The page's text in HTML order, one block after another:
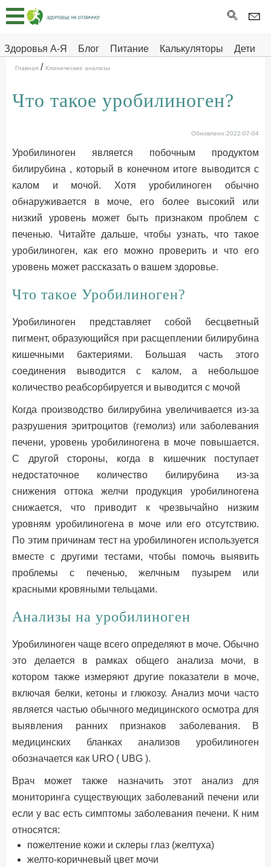
Здоровья А-Я Блог Питание Калькуляторы
Дети
Здоровье на отлично
Главная
Тесты
Про
ДЕТЯМ
Главная / Клинические анализы
Что такое уробилиноген?
Обновлено:2022-07-04
Уробилиноген является побочным продуктом
билирубина , который в конечном итоге выводится с
калом и мочой. Хотя уробилиноген обычно
обнаруживается в моче, его более высокий или
низкий уровень может быть признаком проблем с
печенью. Читайте дальше, чтобы узнать, что такое
уробилиноген, как его можно проверить и что его
уровень может рассказать о вашем здоровье.
Что такое Уробилиноген?
Уробилиноген представляет собой бесцветный
пигмент, образующийся при расщеплении билирубина
кишечными бактериями. Большая часть этого
соединения выводится с калом, а небольшое
количество реабсорбируется и выводится с мочой
Когда производство билирубина увеличивается из-за
разрушения эритроцитов (гемолиз) или заболевания
печени, уровень уробилиногена в моче повышается.
С другой стороны, когда в кишечник поступает
недостаточное количество билирубина из-за
снижения оттока желчи продукция уробилиногена
снижается, что приводит к чрезвычайно низким
уровням уробилиногена в моче или его отсутствию.
По этим причинам тест на уробилиноген используется
вместе с другими тестами, чтобы помочь выявить
проблемы с печенью, желчным пузырем или
красными кровяными тельцами.
Анализы на уробилиноген
Уробилиноген чаще всего определяют в моче. Обычно
это делается в рамках общего анализа мочи, в
котором также измеряют другие показатели в моче,
включая белки, кетоны и глюкозу. Анализ мочи часто
является частью обычного медицинского осмотра для
выявления ранних признаков заболевания. В
медицинских бланках анализов уробилиноген
обозначается как URO ( UBG ).
Врач может также назначить этот анализ для
мониторинга существующих заболеваний печени или
если у вас есть симптомы заболевания печени. К ним
относятся:
пожелтение кожи и склеры глаз (желтуха)
желто-коричневый цвет мочи